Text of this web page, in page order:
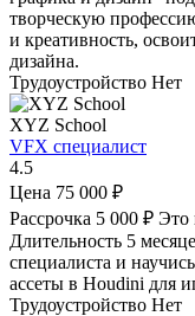
творческую
и креативность,
дизайна.
Трудоустройство Нет
XYZ School
VFX специалист
4.5
Цена 75 000 ₽
Рассрочка 5 000 ₽ Это
Длительность 5
специалиста и
ассеты в Houdini для
Трудоустройство Нет